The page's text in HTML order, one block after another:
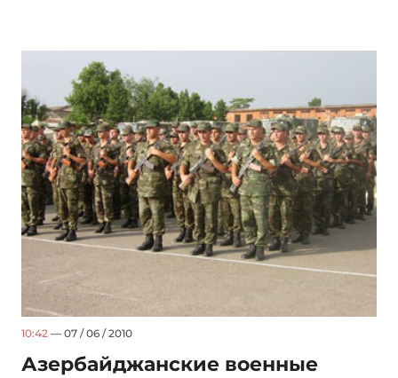
10:42 — 07 / 06 / 2010
Азербайджанские военные